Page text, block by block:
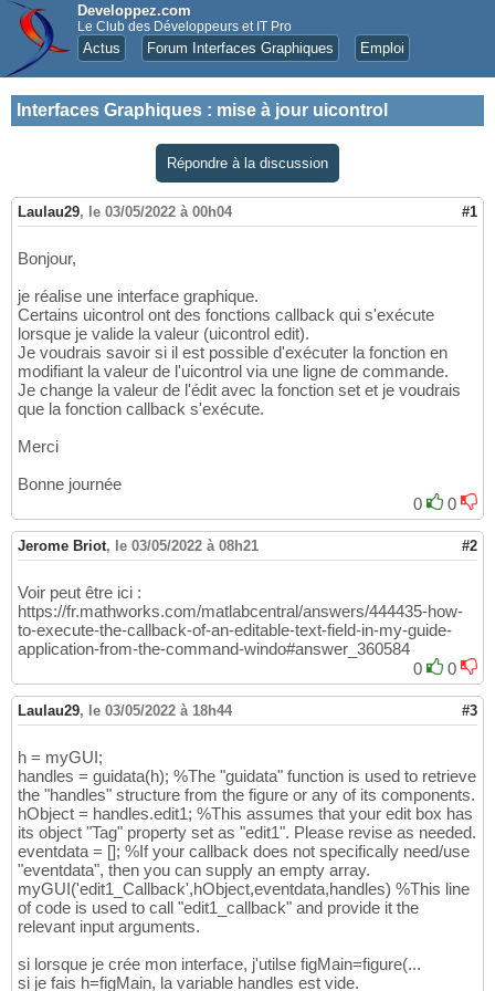
Developpez.com
Le Club des Développeurs et IT Pro
Actus Forum Interfaces Graphiques Emploi
Interfaces Graphiques : mise à jour uicontrol
Répondre à la discussion
Laulau29, le 03/05/2022 à 00h04 #1
Bonjour,
je réalise une interface graphique.
Certains uicontrol ont des fonctions callback qui s'exécute
lorsque je valide la valeur (uicontrol edit).
Je voudrais savoir si il est possible d'exécuter la fonction en
modifiant la valeur de l'uicontrol via une ligne de commande.
Je change la valeur de l'édit avec la fonction set et je voudrais
que la fonction callback s'exécute.
Merci
Bonne journée
0
0
Jerome Briot, le 03/05/2022 à 08h21 #2
Voir peut être ici :
https://fr.mathworks.com/matlabcentral/answers/444435-how-
to-execute-the-callback-of-an-editable-text-field-in-my-guide-
application-from-the-command-windo#answer_360584
0
0
Laulau29, le 03/05/2022 à 18h44 #3
h = myGUI;
handles = guidata(h); %The "guidata" function is used to retrieve
the "handles" structure from the figure or any of its components.
hObject = handles.edit1; %This assumes that your edit box has
its object "Tag" property set as "edit1". Please revise as needed.
eventdata = []; %If your callback does not specifically need/use
"eventdata", then you can supply an empty array.
myGUI('edit1_Callback',hObject,eventdata,handles) %This line
of code is used to call "edit1_callback" and provide it the
relevant input arguments.
si lorsque je crée mon interface, j'utilse figMain=figure(...
si je fais h=figMain, la variable handles est vide.